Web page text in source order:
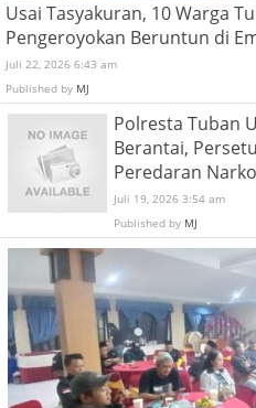
Usai Tasyakuran, 10 Warga
Pengeroyokan Beruntun di
Juli 22, 2026 6:43 am
Published by MJ
Polresta Tuban
Berantai,
Peredaran
Juli 19, 2026 3:54 am
Published by MJ